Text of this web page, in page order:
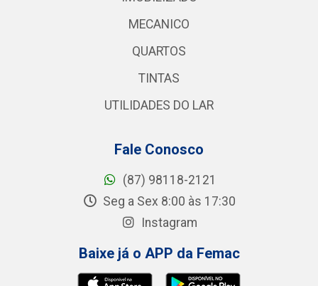
MECANICO
QUARTOS
TINTAS
UTILIDADES DO LAR
Fale Conosco
(87) 98118-2121
Seg a Sex 8:00 às 17:30
Instagram
Baixe já o APP da Femac